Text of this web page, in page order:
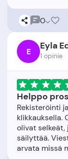
0
E Eyla
1 opinie
Helppo
Rekisteröinti
klikkauksella.
olivat selkeät,
säilyttää.